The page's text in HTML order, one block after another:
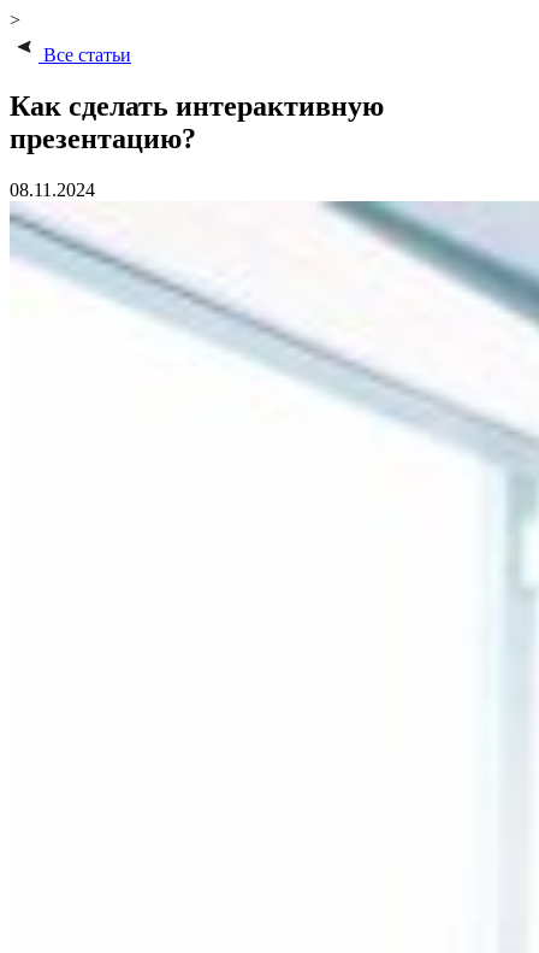
>
Все статьи
Как сделать интерактивную
презентацию?
08.11.2024